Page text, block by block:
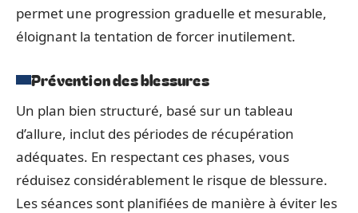
permet une progression graduelle et mesurable,
éloignant la tentation de forcer inutilement.
Prévention des blessures
Un plan bien structuré, basé sur un tableau
d’allure, inclut des périodes de récupération
adéquates. En respectant ces phases, vous
réduisez considérablement le risque de blessure.
Les séances sont planifiées de manière à éviter les